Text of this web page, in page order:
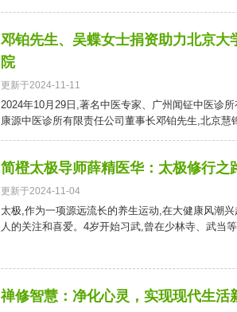
邓铂先生、吴蝶女士捐资助力北京大
院
更新于2024-11-11
2024年10月29日,著名中医专家、广州闻钲中医诊
康源中医诊所有限责任公司董事长邓铂先生,北京慧
简橙太极导师薛精医华：太极修行之
更新于2024-11-04
太极,作为一项源远流长的养生运动,在大健康风潮
人的关注和喜爱。4岁开始习武,曾在少林寺、武当
禅修智慧：净化心灵，实现现代生活